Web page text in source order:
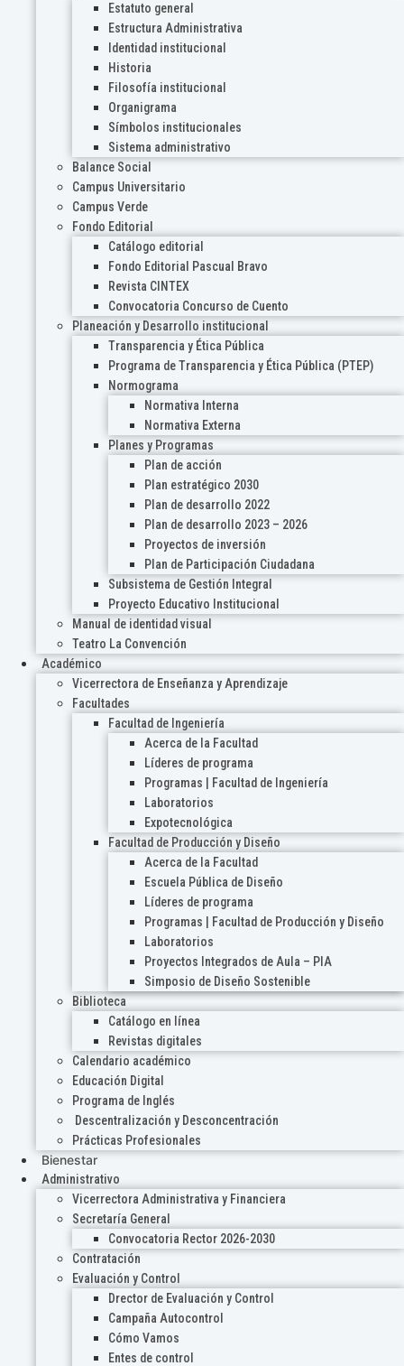
Estatuto general
Estructura Administrativa
Identidad institucional
Historia
Filosofía institucional
Organigrama
Símbolos institucionales
Sistema administrativo
Balance Social
Campus Universitario
Campus Verde
Fondo Editorial
Catálogo editorial
Fondo Editorial Pascual Bravo
Revista CINTEX
Convocatoria Concurso de Cuento
Planeación y Desarrollo institucional
Transparencia y Ética Pública
Programa de Transparencia y Ética Pública (PTEP)
Normograma
Normativa Interna
Normativa Externa
Planes y Programas
Plan de acción
Plan estratégico 2030
Plan de desarrollo 2022
Plan de desarrollo 2023 – 2026
Proyectos de inversión
Plan de Participación Ciudadana
Subsistema de Gestión Integral
Proyecto Educativo Institucional
Manual de identidad visual
Teatro La Convención
Académico
Vicerrectora de Enseñanza y Aprendizaje
Facultades
Facultad de Ingeniería
Acerca de la Facultad
Líderes de programa
Programas | Facultad de Ingeniería
Laboratorios
Expotecnológica
Facultad de Producción y Diseño
Acerca de la Facultad
Escuela Pública de Diseño
Líderes de programa
Programas | Facultad de Producción y Diseño
Laboratorios
Proyectos Integrados de Aula – PIA
Simposio de Diseño Sostenible
Biblioteca
Catálogo en línea
Revistas digitales
Calendario académico
Educación Digital
Programa de Inglés
Descentralización y Desconcentración
Prácticas Profesionales
Bienestar
Administrativo
Vicerrectora Administrativa y Financiera
Secretaría General
Convocatoria Rector 2026-2030
Contratación
Evaluación y Control
Drector de Evaluación y Control
Campaña Autocontrol
Cómo Vamos
Entes de control